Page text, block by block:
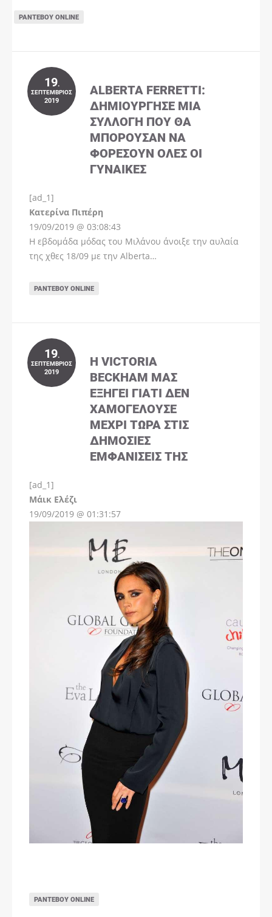
ΡΑΝΤΕΒΟΎ ONLINE
19.
ΣΕΠΤΈΜΒΡΙΟΣ
2019
ALBERTA FERRETTI:
ΔΗΜΙΟΎΡΓΗΣΕ ΜΊΑ
ΣΥΛΛΟΓΉ ΠΟΥ ΘΑ
ΜΠΟΡΟΎΣΑΝ ΝΑ
ΦΟΡΈΣΟΥΝ ΌΛΕΣ ΟΙ
ΓΥΝΑΊΚΕΣ
[ad_1]
Kατερίνα Πιπέρη
19/09/2019 @ 03:08:43
Η εβδομάδα μόδας του Μιλάνου άνοιξε την αυλαία
της χθες 18/09 με την Alberta…
ΡΑΝΤΕΒΟΎ ONLINE
19.
ΣΕΠΤΈΜΒΡΙΟΣ
2019
Η VICTORIA
BECKHAM ΜΑΣ
ΕΞΗΓΕΊ ΓΙΑΤΊ ΔΕΝ
ΧΑΜΟΓΕΛΟΎΣΕ
ΜΈΧΡΙ ΤΏΡΑ ΣΤΙΣ
ΔΗΜΌΣΙΕΣ
ΕΜΦΑΝΊΣΕΙΣ ΤΗΣ
[ad_1]
Μάικ Ελέζι
19/09/2019 @ 01:31:57
ΡΑΝΤΕΒΟΎ ONLINE